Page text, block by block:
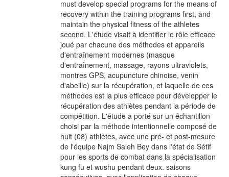
must develop special programs for the means of
recovery within the training programs first, and
maintain the physical fitness of the athletes
second. L'étude visait à identifier le rôle efficace
joué par chacune des méthodes et appareils
d'entraînement modernes (masque
d'entraînement, massage, rayons ultraviolets,
montres GPS, acupuncture chinoise, venin
d'abeille) sur la récupération, et laquelle de ces
méthodes est la plus efficace pour développer le
récupération des athlètes pendant la période de
compétition. L'étude a porté sur un échantillon
choisi par la méthode intentionnelle composé de
huit (08) athlètes, avec une pré- et post-mesure
de l'équipe Najm Saleh Bey dans l'état de Sétif
pour les sports de combat dans la spécialisation
kung fu et wushu pendant deux. saisons